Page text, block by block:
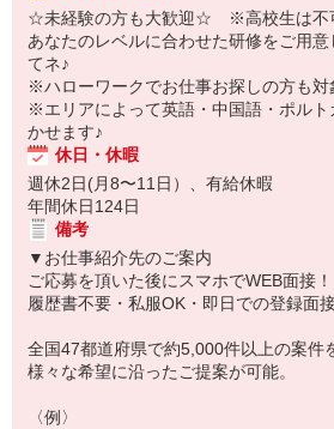
☆未経験の方も大歓迎☆ ※高校生は不
あなたのレベルに合わせた研修をご用
てネ♪
※ハローワークでお仕事お探しの方も対
※エリアによって英語・中国語・ポル
かせます♪
休日・休暇
週休2日(月8〜11日）、有給休暇
年間休日124日
備考
▼お仕事紹介先のご案内
ご応募を頂いた後にスマホでWEB面接！
履歴書不要・私服OK・即日での登録面
全国47都道府県で約5,000件以上の案件
様々な希望に沿ったご提案が可能。
〈例〉